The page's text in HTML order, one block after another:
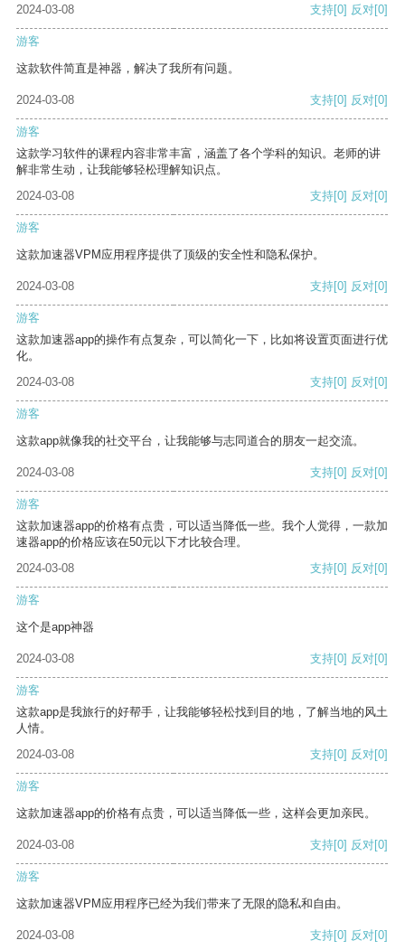
2024-03-08 支持[0] 反对[0]
游客
这款软件简直是神器，解决了我所有问题。
2024-03-08 支持[0] 反对[0]
游客
这款学习软件的课程内容非常丰富，涵盖了各个学科的知识。老师的讲
解非常生动，让我能够轻松理解知识点。
2024-03-08
支持[0] 反对[0]
游客
这款加速器VPM应用程序提供了顶级的安全性和隐私保护。
2024-03-08 支持[0] 反对[0]
游客
这款加速器app的操作有点复杂，可以简化一下，比如将设置页面进行优
化。
2024-03-08
支持[0] 反对[0]
游客
这款app就像我的社交平台，让我能够与志同道合的朋友一起交流。
2024-03-08 支持[0] 反对[0]
游客
这款加速器app的价格有点贵，可以适当降低一些。我个人觉得，一款加
速器app的价格应该在50元以下才比较合理。
2024-03-08
支持[0] 反对[0]
游客
这个是app神器
2024-03-08 支持[0] 反对[0]
游客
这款app是我旅行的好帮手，让我能够轻松找到目的地，了解当地的风土
人情。
2024-03-08
支持[0] 反对[0]
游客
这款加速器app的价格有点贵，可以适当降低一些，这样会更加亲民。
2024-03-08 支持[0] 反对[0]
游客
这款加速器VPM应用程序已经为我们带来了无限的隐私和自由。
2024-03-08 支持[0] 反对[0]